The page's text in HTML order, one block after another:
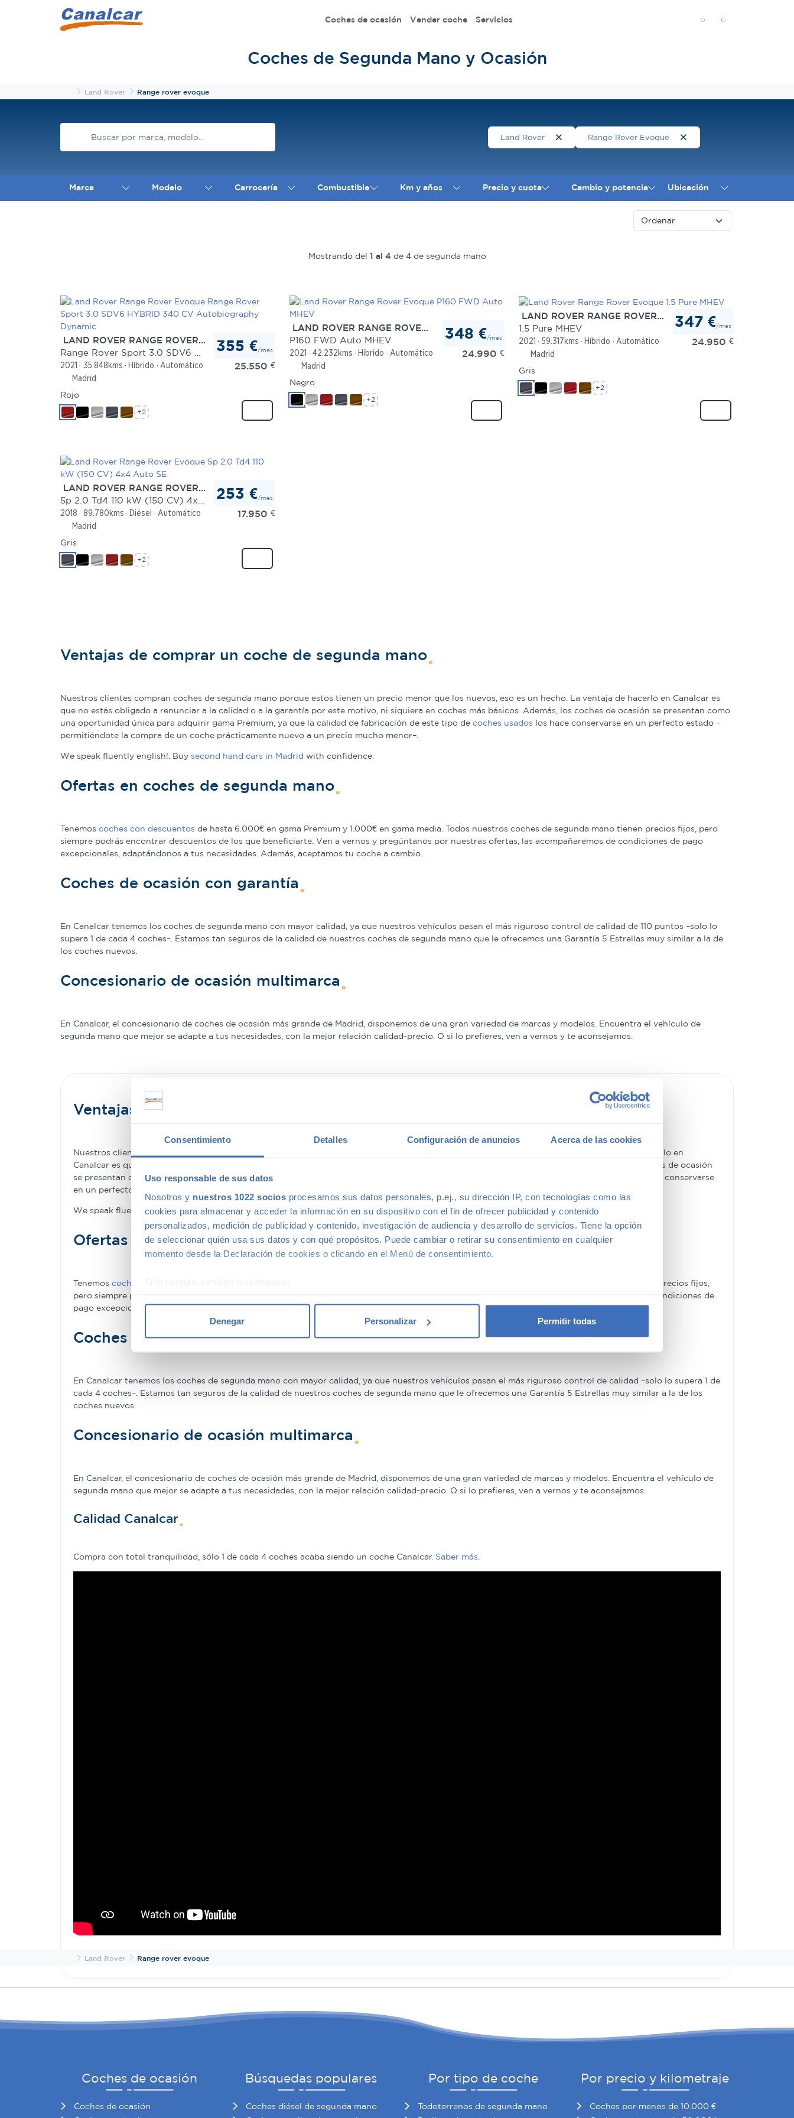
Consentimiento Detalles Configuración de anuncios Acerca de las cookies
Uso responsable de sus datos
Nosotros y nuestros 1022 socios procesamos sus datos personales, p.ej., su dirección IP, con tecnologías como las
cookies para almacenar y acceder la información en su dispositivo con el fin de ofrecer publicidad y contenido
personalizados, medición de publicidad y contenido, investigación de audiencia y desarrollo de servicios. Tiene la opción
de seleccionar quién usa sus datos y con qué propósitos. Puede cambiar o retirar su consentimiento en cualquier
momento desde la Declaración de cookies o clicando en el Menú de consentimiento.
Si lo permite, también quisiéramos:
Obtenga más información sobre cómo se procesan sus datos personales y establezca sus preferencias en la
y analizar el tráfico. Además, compartimos información sobre el uso que haga del sitio web con nuestros partners de
redes sociales, publicidad y análisis web, quienes pueden combinarla con otra información que les haya proporcionado o
Denegar Personalizar Permitir todas
Coches de ocasión Vender coche Servicios
Coches de Segunda Mano y Ocasión
InicioLand Rover Range rover evoque
Land Rover Range Rover Evoque
Marca Modelo Carrocería Combustible Km y años Precio y cuota Cambio y potencia Ubicación
Mostrando del 1 al 4 de 4 de segunda mano
LAND ROVER RANGE ROVER EVOQUE
Range Rover Sport 3.0 SDV6 HYBRID 340 CV Autobiography Dynamic
2021 35.848kms Híbrido
Automático
Madrid
355 €/mes
25.550 €
Rojo
+2
LAND ROVER RANGE ROVER EVOQUE
P160 FWD Auto MHEV
2021 42.232kms Híbrido
Automático
Madrid
348 €/mes
24.990 €
Negro
+2
LAND ROVER RANGE ROVER EVOQUE
1.5 Pure MHEV
2021 59.317kms Híbrido
Automático
Madrid
347 €/mes
24.950 €
Gris
+2
LAND ROVER RANGE ROVER EVOQUE
5p 2.0 Td4 110 kW (150 CV) 4x4 Auto SE
2018 89.780kms Diésel
Automático
Madrid
253 €/mes
17.950 €
Gris
+2
Ventajas de comprar un coche de segunda mano
Nuestros clientes compran coches de segunda mano porque estos tienen un precio menor que los nuevos, eso es un hecho. La ventaja de hacerlo en Canalcar es
que no estás obligado a renunciar a la calidad o a la garantía por este motivo, ni siquiera en coches más básicos. Además, los coches de ocasión se presentan como
una oportunidad única para adquirir gama Premium, ya que la calidad de fabricación de este tipo de coches usados los hace conservarse en un perfecto estado –
permitiéndote la compra de un coche prácticamente nuevo a un precio mucho menor–.
We speak fluently english!. Buy second hand cars in Madrid with confidence.
Ofertas en coches de segunda mano
Tenemos coches con descuentos de hasta 6.000€ en gama Premium y 1.000€ en gama media. Todos nuestros coches de segunda mano tienen precios fijos, pero
siempre podrás encontrar descuentos de los que beneficiarte. Ven a vernos y pregúntanos por nuestras ofertas, las acompañaremos de condiciones de pago
excepcionales, adaptándonos a tus necesidades. Además, aceptamos tu coche a cambio.
Coches de ocasión con garantía
En Canalcar tenemos los coches de segunda mano con mayor calidad, ya que nuestros vehículos pasan el más riguroso control de calidad de 110 puntos –solo lo
supera 1 de cada 4 coches–. Estamos tan seguros de la calidad de nuestros coches de segunda mano que le ofrecemos una Garantía 5 Estrellas muy similar a la de
los coches nuevos.
Concesionario de ocasión multimarca
En Canalcar, el concesionario de coches de ocasión más grande de Madrid, disponemos de una gran variedad de marcas y modelos. Encuentra el vehículo de
segunda mano que mejor se adapte a tus necesidades, con la mejor relación calidad-precio. O si lo prefieres, ven a vernos y te aconsejamos.
Ventajas de comprar un coche de segunda mano
Nuestros clientes compran coches de segunda mano porque estos tienen un precio menor que los nuevos, eso es un hecho. La ventaja de hacerlo en
Canalcar es que no estás obligado a renunciar a la calidad o a la garantía por este motivo, ni siquiera en coches más básicos. Además, los coches de ocasión
se presentan como una oportunidad única para adquirir gama Premium, ya que la calidad de fabricación de este tipo de
los hace conservarse
en un perfecto estado –permitiéndote la compra de un coche prácticamente nuevo a un precio mucho menor–.
We speak fluently english!. Buysecond hand cars in Madridwith confidence.
Ofertas en coches de segunda mano
Tenemos coches con descuentos
de hasta 6.000€ en gama Premium y 1.000€ en gama media. Todos nuestros coches de segunda mano tienen precios fijos,
pero siempre podrás encontrar descuentos de los que beneficiarte. Ven a vernos y pregúntanos por nuestras ofertas, las acompañaremos de condiciones de
pago excepcionales, adaptándonos a tus necesidades. Además, aceptamos tu coche a cambio.
Coches de ocasión con garantía
En Canalcar tenemos los coches de segunda mano con mayor calidad, ya que nuestros vehículos pasan el más riguroso control de calidad –solo lo supera 1 de
cada 4 coches–. Estamos tan seguros de la calidad de nuestros coches de segunda mano que le ofrecemos una Garantía 5 Estrellas muy similar a la de los
coches nuevos.
Concesionario de ocasión multimarca
En Canalcar, el concesionario de coches de ocasión más grande de Madrid, disponemos de una gran variedad de marcas y modelos. Encuentra el vehículo de
segunda mano que mejor se adapte a tus necesidades, con la mejor relación calidad-precio. O si lo prefieres, ven a vernos y te aconsejamos.
Calidad Canalcar
Compra con total tranquilidad, sólo 1 de cada 4 coches acaba siendo un coche Canalcar. Saber más
InicioLand Rover Range rover evoque
Coches de ocasión
Coches de ocasión
Búsquedas populares
Coches diésel de segunda mano
Por tipo de coche
Todoterrenos de segunda mano
Por precio y kilometraje
Coches por menos de 10.000 €